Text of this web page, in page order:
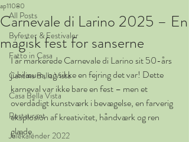
All Posts
Byfester & Festivaler
Fatto in Casa
Cantina Balla Vista
Casa Bella Vista
Restaurant
Julekalender 2022
Carnevale di Larino 2025 – En
magisk fest for sanserne
ap11080
I år markerede Carnevale di Larino sit 50-års
jubilæum, og sikke en fejring det var! Dette
karneval var ikke bare en fest – men et
overdådigt kunstværk i bevægelse, en farverig
eksplosion af kreativitet, håndværk og ren
glæde.